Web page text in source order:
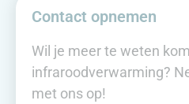
Contact opnemen
Wil je meer te weten
infraroodverwarming?
met ons op!